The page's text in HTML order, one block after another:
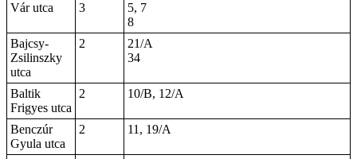
Vár utca 3
5, 7
8
Bajcsy-
Zsilinszky
utca
2
21/A
34
Baltik
Frigyes utca
2 10/B, 12/A
Benczúr
Gyula utca
2 11, 19/A